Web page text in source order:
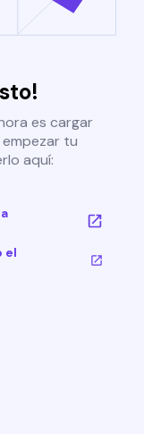
es cargar
tu
aquí:
el